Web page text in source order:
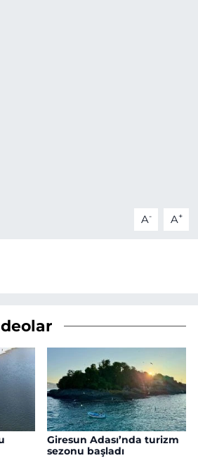
A- A+
Giresun Adası’nda turizm
sezonu başladı